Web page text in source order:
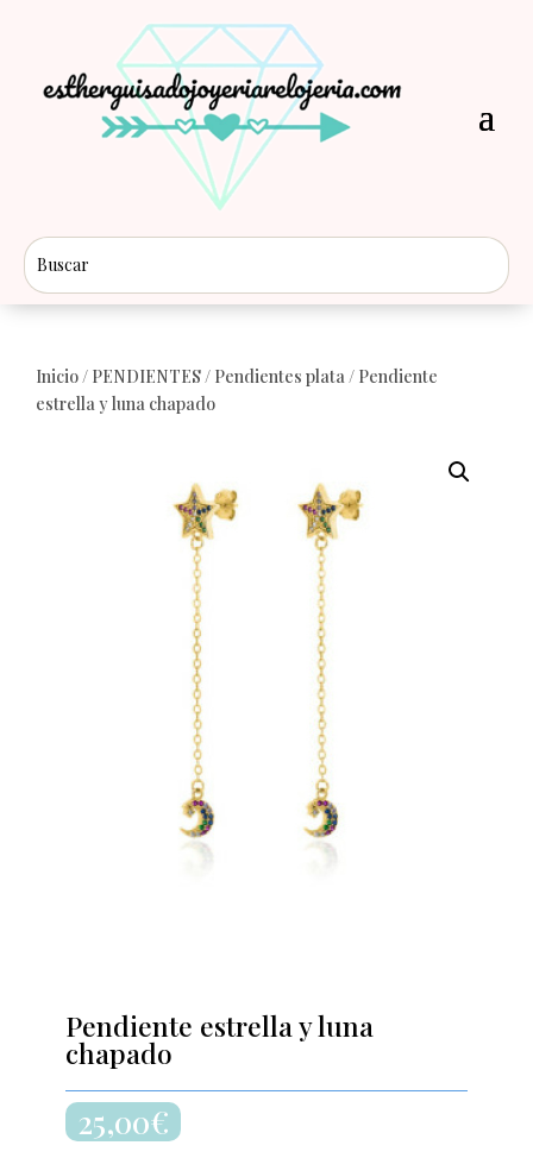
Inicio/ PENDIENTES/ Pendientes plata/ Pendiente
estrella y luna chapado
Pendiente estrella y luna
chapado
25,00€